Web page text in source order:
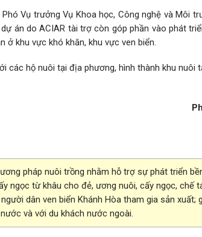
Vụ trưởng Vụ Khoa học, Công nghệ và Môi
án do ACIAR tài trợ còn góp phần vào phát
ở khu vực khó khăn, khu vực ven biển.
các hộ nuôi tại địa phương, hình thành khu nuôi
pháp nuôi trồng nhằm hỗ trợ sự phát triển
ngọc từ khâu cho đẻ, ương nuôi, cấy ngọc, chế
dân ven biển Khánh Hòa tham gia sản xuất;
và với du khách nước ngoài.